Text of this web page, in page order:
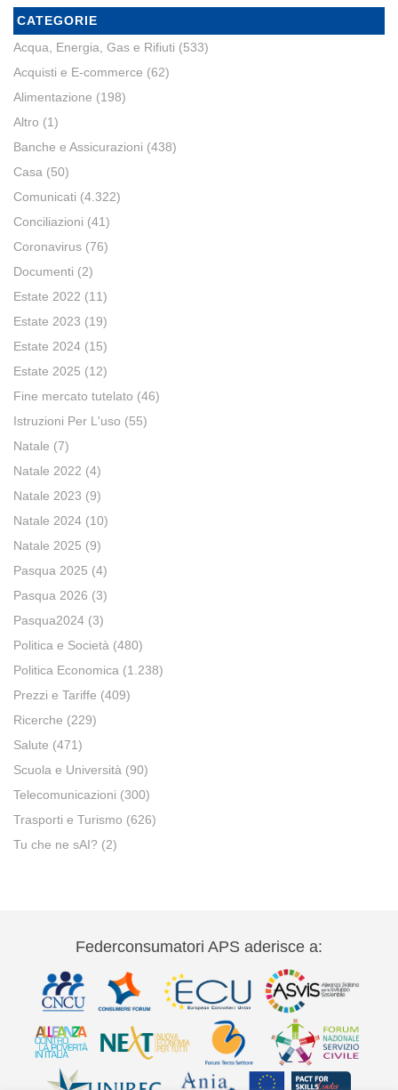
CATEGORIE
Acqua, Energia, Gas e Rifiuti (533)
Acquisti e E-commerce (62)
Alimentazione (198)
Altro (1)
Banche e Assicurazioni (438)
Casa (50)
Comunicati (4.322)
Conciliazioni (41)
Coronavirus (76)
Documenti (2)
Estate 2022 (11)
Estate 2023 (19)
Estate 2024 (15)
Estate 2025 (12)
Fine mercato tutelato (46)
Istruzioni Per L'uso (55)
Natale (7)
Natale 2022 (4)
Natale 2023 (9)
Natale 2024 (10)
Natale 2025 (9)
Pasqua 2025 (4)
Pasqua 2026 (3)
Pasqua2024 (3)
Politica e Società (480)
Politica Economica (1.238)
Prezzi e Tariffe (409)
Ricerche (229)
Salute (471)
Scuola e Università (90)
Telecomunicazioni (300)
Trasporti e Turismo (626)
Tu che ne sAI? (2)
Federconsumatori APS aderisce a: